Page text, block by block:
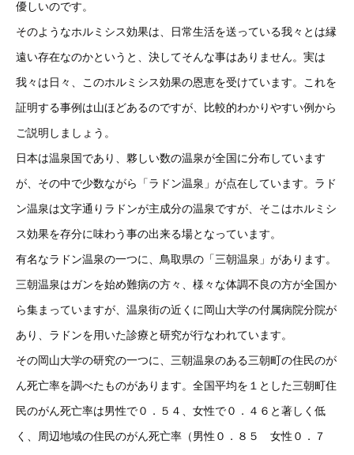
優しいのです。
そのようなホルミシス効果は、日常生活を送っている我々とは縁
遠い存在なのかというと、決してそんな事はありません。実は
我々は日々、このホルミシス効果の恩恵を受けています。これを
証明する事例は山ほどあるのですが、比較的わかりやすい例から
ご説明しましょう。
日本は温泉国であり、夥しい数の温泉が全国に分布しています
が、その中で少数ながら「ラドン温泉」が点在しています。ラド
ン温泉は文字通りラドンが主成分の温泉ですが、そこはホルミシ
ス効果を存分に味わう事の出来る場となっています。
有名なラドン温泉の一つに、鳥取県の「三朝温泉」があります。
三朝温泉はガンを始め難病の方々、様々な体調不良の方が全国か
ら集まっていますが、温泉街の近くに岡山大学の付属病院分院が
あり、ラドンを用いた診療と研究が行なわれています。
その岡山大学の研究の一つに、三朝温泉のある三朝町の住民のが
ん死亡率を調べたものがあります。全国平均を１とした三朝町住
民のがん死亡率は男性で０．５４、女性で０．４６と著しく低
く、周辺地域の住民のがん死亡率（男性０．８５ 女性０．７